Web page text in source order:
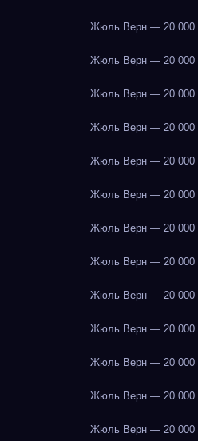
Жюль Верн — 20 000
Жюль Верн — 20 000
Жюль Верн — 20 000
Жюль Верн — 20 000
Жюль Верн — 20 000
Жюль Верн — 20 000
Жюль Верн — 20 000
Жюль Верн — 20 000
Жюль Верн — 20 000
Жюль Верн — 20 000
Жюль Верн — 20 000
Жюль Верн — 20 000
Жюль Верн — 20 000